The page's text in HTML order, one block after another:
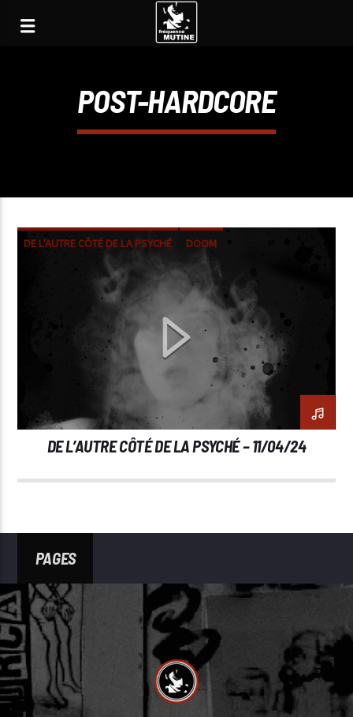
POST-HARDCORE
DE L'AUTRE CÔTÉ DE LA PSYCHÉ
DOOM
POST-HARDCORE ROCK
SLUDGE
DE L’AUTRE CÔTÉ DE LA PSYCHÉ – 11/04/24
PAGES